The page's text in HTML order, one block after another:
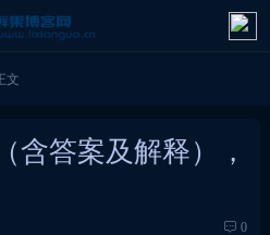
文
含答案及解释），
0